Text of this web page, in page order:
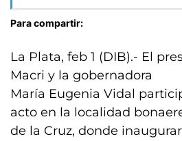
Para compartir:
La Plata, feb 1 (DIB).- El
Macri y la gobernadora
María Eugenia Vidal
acto en la localidad
de la Cruz, donde